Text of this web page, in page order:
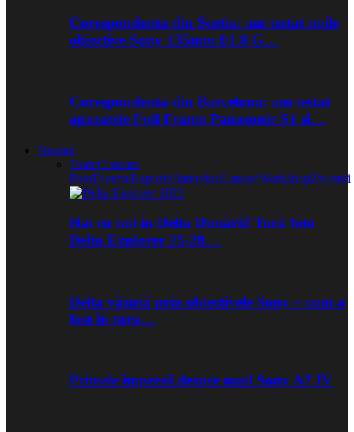
Corespondenta din Scotia: am testat noile
obiective Sony 135mm f/1.8 G…
Corespondenta din Barcelona: am testat
aparatele Full Frame Panasonic S1 si…
Noutati
ToateConcurs
FotoDiverseExpozitiiInterviuriLansariWorkshopZvonuri
Hai cu noi în Delta Dunării! Tură foto
Delta Explorer 25-28…
Delta văzută prin obiectivele Sony – cum a
fost în tura…
Primele impresii despre noul Sony A7 IV